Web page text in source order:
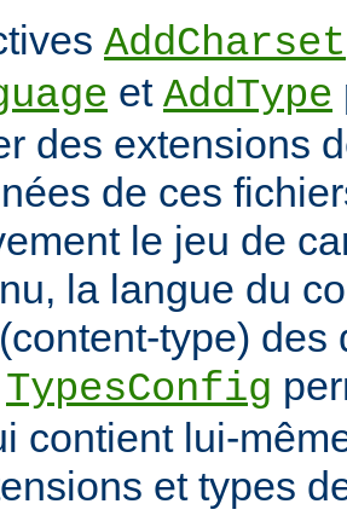
AddCharset
et AddType
des extensions
de ces
le jeu de
la langue du
(content-type) des
TypesConfig
contient lui-
et types